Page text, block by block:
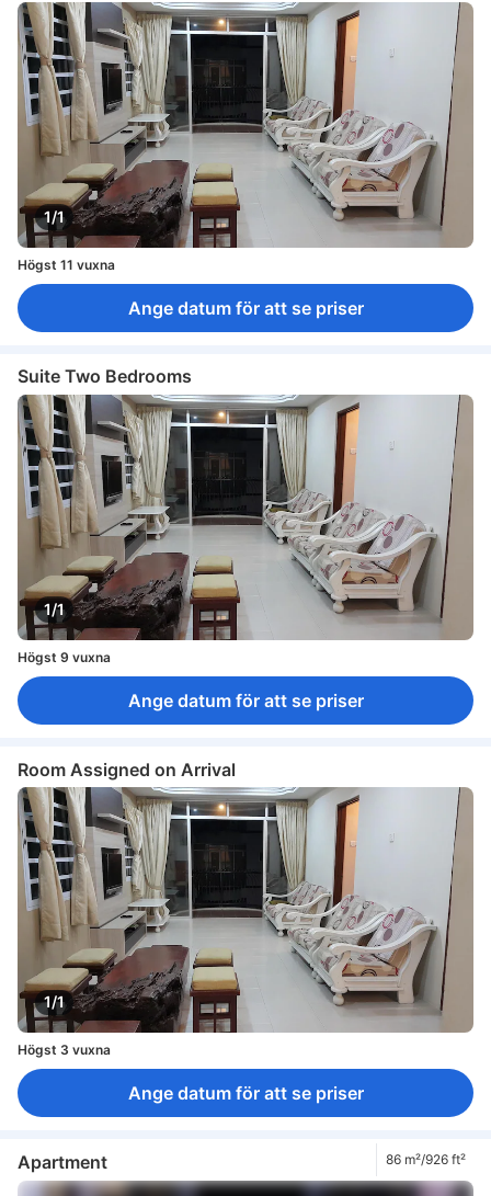
1/1
Högst 11 vuxna
Ange datum för att se priser
Suite Two Bedrooms
1/1
Högst 9 vuxna
Ange datum för att se priser
Room Assigned on Arrival
1/1
Högst 3 vuxna
Ange datum för att se priser
Apartment 86 m²/926 ft²